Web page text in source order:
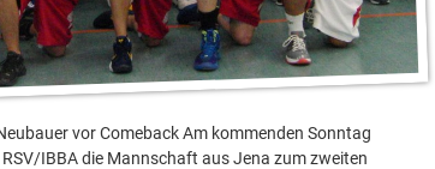
vor Comeback Am kommenden Sonntag
IBBA die Mannschaft aus Jena zum zweiten